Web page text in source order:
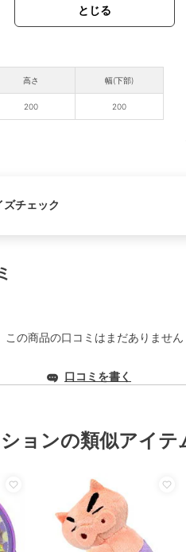
とじる
高さ 幅(下部)
200 200
ズチェック
この商品の口コミはまだありません
口コミを書く
ョンの類似アイテ